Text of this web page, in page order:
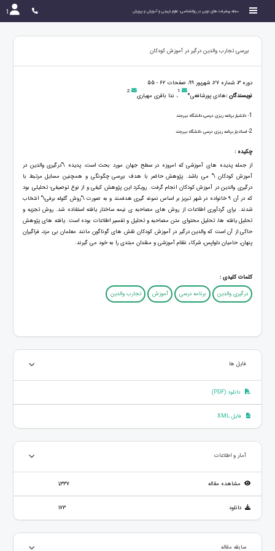
مجله پیشرفت های نوین در روانشناسی، علوم تربیتی و آموزش و پرورش
بررسی تجارب والدین درگیر در آموزش کودکان
دوره 3، شماره 27، شهریور 99، صفحات 62 - 55
نویسندگان :هادی پورشافعی* 1، ندا باقری مهیاری 2
1- دانشیار برنامه ریزی درسی،دانشگاه بیرجند
2- استادیار برنامه ریزی درسی دانشگاه بیرجند
چکیده :
از جمله پدیده های آموزشی که امروزه در سطح جهان مورد بحث است، پدیده \"درگیری والدین در
آموزش کودکان \" می باشد. پژوهش حاضر با هدف بررسی چگونگی و همچنین مسایل مرتبط با
درگیری والدین در آموزش کودکان انجام گرفت. رویکرد این پژوهش کیفی و از نوع توصیفی- تحلیلی بود
که در آن 9 خانواده در شهر تبریز بر اساس نمونه گیری هدفمند و به صورت \"روش گلوله برفی\" انتخاب
شدند. برای گردآوری اطلاعات از روش های مصاحبه ی نیمه ساختار یافته استفاده شد. روش تجزیه و
تحلیل یافته ها، تحلیل محتوای متن مصاحبه و تحلیل و تفسیر اطلاعات بوده است. یافته های پژوهش
حاکی از آن است که والدین درگیر در آموزش کودکان نقش های گوناگون مانند معلمان بی مزد، فراگیران
پنهان، حامیان دلواپس، شرکاء نظام آموزشی و منقدان مبتدی را به خود می گیرند.
کلمات کلیدی :
درگیری والدین
برنامه درسی آموزش تجارب والدین
فایل ها
دانلود (PDF)
فایل XML
آمار و اطلاعات
مشاهده مقاله 1,337
دانلود 173
سابقه مقاله